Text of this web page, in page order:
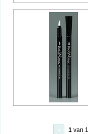
1van 1